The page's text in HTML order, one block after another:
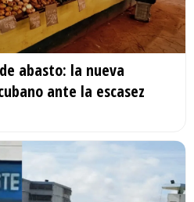
abasto: la nueva
ante la escasez